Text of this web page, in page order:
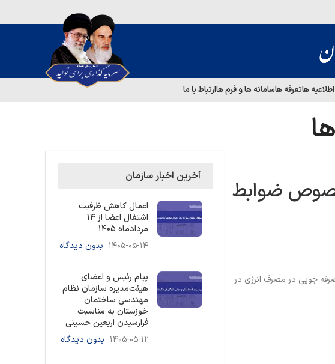
هاتعرفه هاسامانه ها و فرم هاارتباط با ما
در خصوص ضوابط
مورخ 24/08/1400 دستورالعمل ماده 4در خصوص ضوابط صرفه جویی در مصرف انرژی در
آخرین اخبار سازمان
اعمال کاهش ظرفیت
اشتغال اعضا از ۱۴
مردادماه ۱۴۰۵
۱۴۰۵-۰۵-۱۴ بدون دیدگاه
پیام رئیس و اعضای
هیئت‌مدیره سازمان نظام
مهندسی ساختمان
خوزستان به مناسبت
فرارسیدن اربعین حسینی
۱۴۰۵-۰۵-۱۲ بدون دیدگاه